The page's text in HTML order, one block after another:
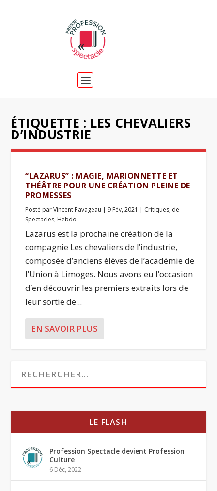
ÉTIQUETTE : LES CHEVALIERS
D’INDUSTRIE
“LAZARUS” : MAGIE, MARIONNETTE ET
THÉÂTRE POUR UNE CRÉATION PLEINE DE
PROMESSES
Posté parVincent Pavageau | 9 Fév, 2021 | Critiques, de
Spectacles, Hebdo
Lazarus est la prochaine création de la
compagnie Les chevaliers de l’industrie,
composée d’anciens élèves de l’académie de
l’Union à Limoges. Nous avons eu l’occasion
d’en découvrir les premiers extraits lors de
leur sortie de...
EN SAVOIR PLUS
LE FLASH
Profession Spectacle devient Profession
Culture
6 Déc, 2022